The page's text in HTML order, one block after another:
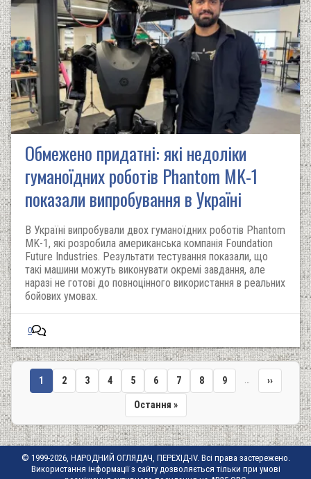
Обмежено придатні: які недоліки
гуманоїдних роботів Phantom MK-1
показали випробування в Україні
В Україні випробували двох гуманоїдних роботів Phantom
MK-1, які розробила американська компанія Foundation
Future Industries. Результати тестування показали, що
такі машини можуть виконувати окремі завдання, але
наразі не готові до повноцінного використання в реальних
бойових умовах.
0
Розбивка
на
сторінки
Поточна
сторінка
1 Сторінка
2 Сторінка
3 Сторінка
4 Сторінка
5 Сторінка
6 Сторінка
7 Сторінка
8 Сторінка
9
Наступна
сторінка
››
Остання
сторінка
Остання »
© 1999-2026, НАРОДНИЙ ОГЛЯДАЧ, ПЕРЕХІД-IV. Всі права застережено.
Використання інформації з сайту дозволяється тільки при умові